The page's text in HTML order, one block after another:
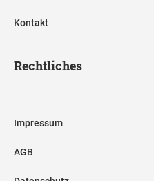
Kontakt
Rechtliches
Impressum
AGB